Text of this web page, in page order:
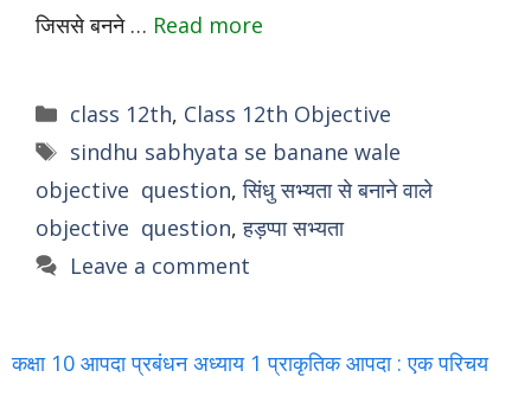
जिससे बनने … Read more
Categories
class 12th, Class 12th Objective
Tags
sindhu sabhyata se banane wale
objective question,सिंधु सभ्यता से बनाने वाले
objective question,हड़प्पा सभ्यता
Leave a comment
कक्षा 10 आपदा प्रबंधन अध्याय 1 प्राकृतिक आपदा : एक परिचय